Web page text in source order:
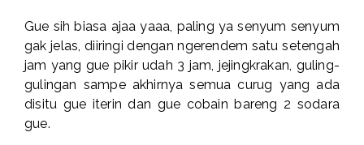
Gue sih biasa ajaa yaaa, paling ya senyum senyum
gak jelas, diiringi dengan ngerendem satu setengah
jam yang gue pikir udah 3 jam, jejingkrakan, guling-
gulingan sampe akhirnya semua curug yang ada
disitu gue iterin dan gue cobain bareng 2 sodara
gue.